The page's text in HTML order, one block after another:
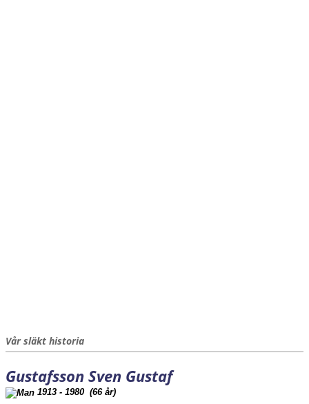
Vår släkt historia
Gustafsson Sven Gustaf
1913 - 1980 (66 år)